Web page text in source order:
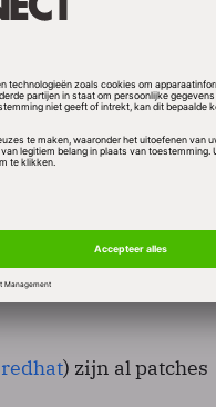
die weliswaar niet
wel zorgen dat het
er dus goed aan de
heeft
redhat) zijn al patches